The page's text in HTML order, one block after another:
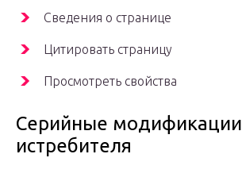
Сведения о странице
Цитировать страницу
Просмотреть свойства
Серийные модификации
истребителя